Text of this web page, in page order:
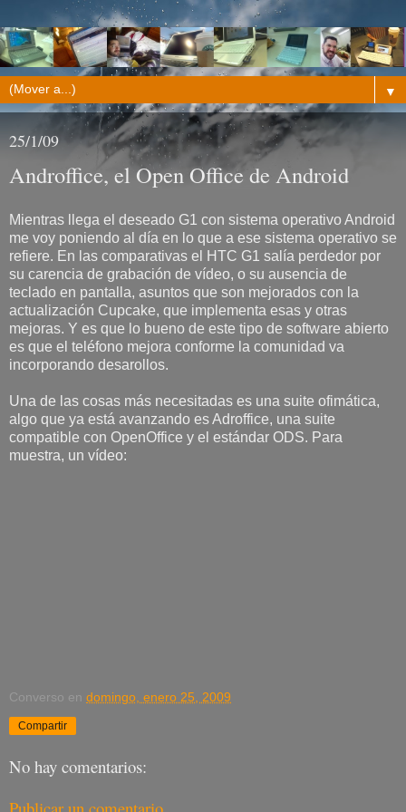
▼
25/1/09
Androffice, el Open Office de Android
Mientras llega el deseado G1 con sistema operativo Android
me voy poniendo al día en lo que a ese sistema operativo se
refiere. En las comparativas el HTC G1 salía perdedor por
su carencia de grabación de vídeo, o su ausencia de
teclado en pantalla, asuntos que son mejorados con la
actualización Cupcake, que implementa esas y otras
mejoras. Y es que lo bueno de este tipo de software abierto
es que el teléfono mejora conforme la comunidad va
incorporando desarollos.
Una de las cosas más necesitadas es una suite ofimática,
algo que ya está avanzando es Adroffice, una suite
compatible con OpenOffice y el estándar ODS. Para
muestra, un vídeo:
Converso en domingo, enero 25, 2009
Compartir
No hay comentarios: